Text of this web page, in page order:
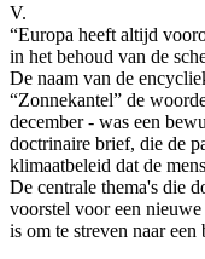
V.
“Europa heeft altijd
in het behoud van de
De naam van de
“Zonnekantel” de
december - was een
doctrinaire brief, die de
klimaatbeleid dat de
De centrale thema's die
voorstel voor een
is om te streven naar